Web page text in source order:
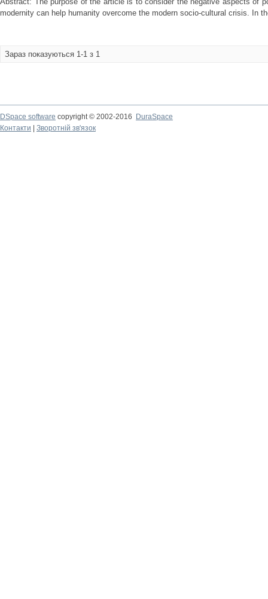
modernity can help humanity overcome the modern socio-cultural crisis. In
Зараз показуються 1-1 з 1
DSpace software copyright © 2002-2016
DuraSpace
Контакти
Зворотній зв'язок